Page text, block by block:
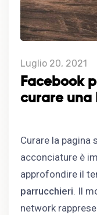
Luglio 20, 2021
Facebook
curare una
Curare la pagina
acconciature è
approfondire il
parrucchieri. Il
network